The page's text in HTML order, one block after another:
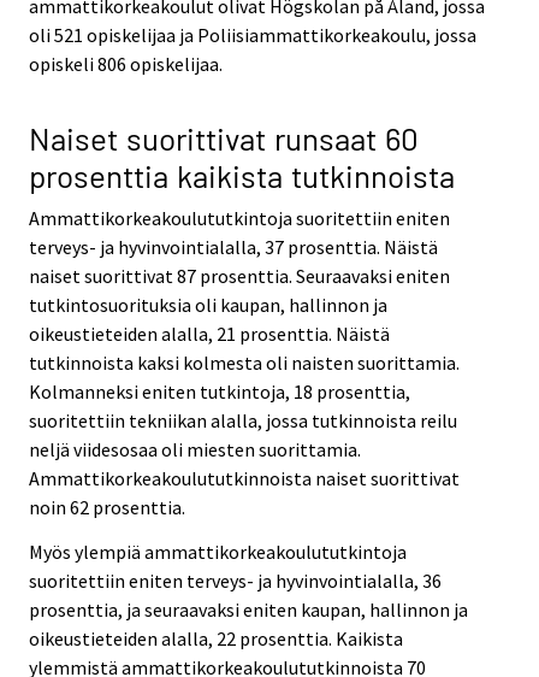
ammattikorkeakoulut olivat Högskolan på Åland, jossa
oli 521 opiskelijaa ja Poliisiammattikorkeakoulu, jossa
opiskeli 806 opiskelijaa.
Naiset suorittivat runsaat 60
prosenttia kaikista tutkinnoista
Ammattikorkeakoulututkintoja suoritettiin eniten
terveys- ja hyvinvointialalla, 37 prosenttia. Näistä
naiset suorittivat 87 prosenttia. Seuraavaksi eniten
tutkintosuorituksia oli kaupan, hallinnon ja
oikeustieteiden alalla, 21 prosenttia. Näistä
tutkinnoista kaksi kolmesta oli naisten suorittamia.
Kolmanneksi eniten tutkintoja, 18 prosenttia,
suoritettiin tekniikan alalla, jossa tutkinnoista reilu
neljä viidesosaa oli miesten suorittamia.
Ammattikorkeakoulututkinnoista naiset suorittivat
noin 62 prosenttia.
Myös ylempiä ammattikorkeakoulututkintoja
suoritettiin eniten terveys- ja hyvinvointialalla, 36
prosenttia, ja seuraavaksi eniten kaupan, hallinnon ja
oikeustieteiden alalla, 22 prosenttia. Kaikista
ylemmistä ammattikorkeakoulututkinnoista 70